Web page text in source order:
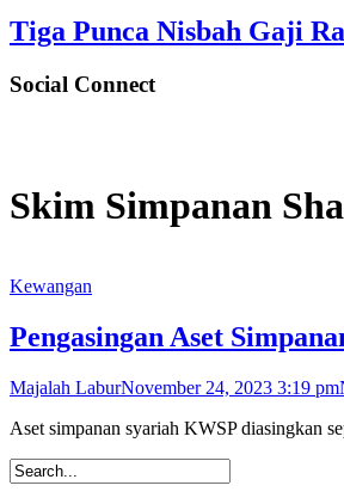
Tiga Punca Nisbah Gaji
Social Connect
Skim Simpanan
Kewangan
Pengasingan Aset
Majalah LaburNovember 24, 2023 3:19 pm
Aset simpanan syariah KWSP diasingkan